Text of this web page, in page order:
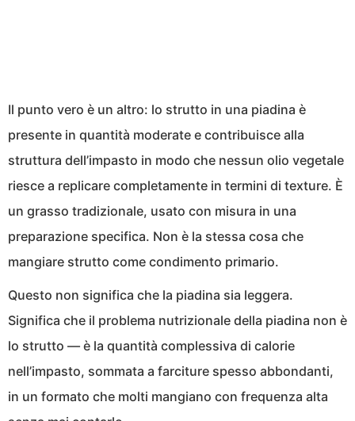
Il punto vero è un altro: lo strutto in una piadina è
presente in quantità moderate e contribuisce alla
struttura dell’impasto in modo che nessun olio vegetale
riesce a replicare completamente in termini di texture. È
un grasso tradizionale, usato con misura in una
preparazione specifica. Non è la stessa cosa che
mangiare strutto come condimento primario.
Questo non significa che la piadina sia leggera.
Significa che il problema nutrizionale della piadina non è
lo strutto — è la quantità complessiva di calorie
nell’impasto, sommata a farciture spesso abbondanti,
in un formato che molti mangiano con frequenza alta